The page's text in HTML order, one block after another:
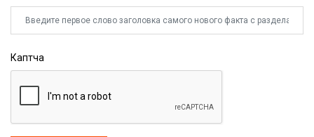
Каптча